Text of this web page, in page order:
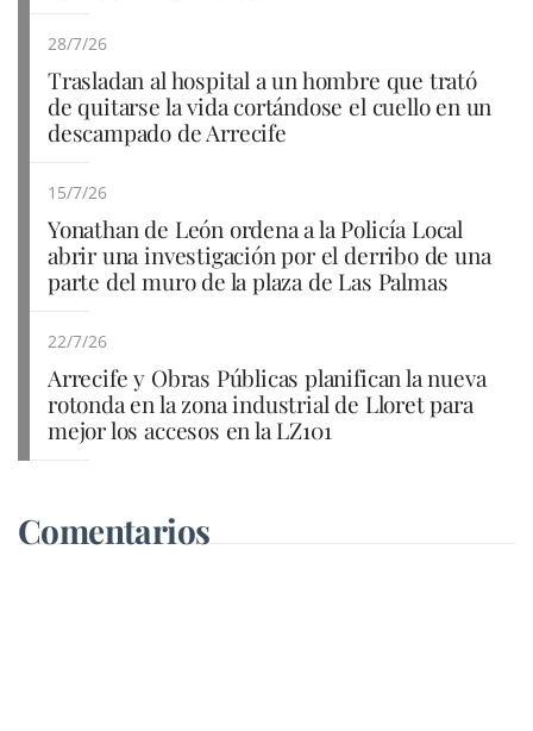
28/7/26
Trasladan al hospital a un hombre que trató
de quitarse la vida cortándose el cuello en un
descampado de Arrecife
15/7/26
Yonathan de León ordena a la Policía Local
abrir una investigación por el derribo de una
parte del muro de la plaza de Las Palmas
22/7/26
Arrecife y Obras Públicas planifican la nueva
rotonda en la zona industrial de Lloret para
mejor los accesos en la LZ101
Comentarios